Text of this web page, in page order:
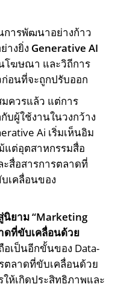
การพัฒนาอย่างก้าว
างยิ่ง Generative AI
โฆษณา และวิถีการ
อนที่จะถูกปรับออก
ควรแล้ว แต่การ
บผู้ใช้งานในวงกว้าง
Ai เริ่มเห็นอิม
แต่อุตสาหกรรมสื่อ
สื่อสารการตลาดที่
เคลื่อนของ
นิยาม “Marketing
ดที่ขับเคลื่อนด้วย
เป็นอีกขั้นของ Data-
ตลาดที่ขับเคลื่อนด้วย
ห้เกิดประสิทธิภาพและ